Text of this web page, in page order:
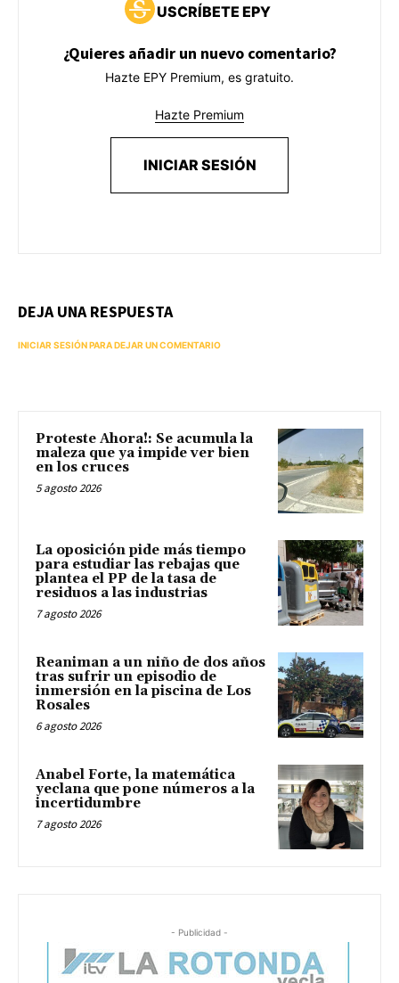
USCRÍBETE EPY
¿Quieres añadir un nuevo comentario?
Hazte EPY Premium, es gratuito.
Hazte Premium
INICIAR SESIÓN
DEJA UNA RESPUESTA
INICIAR SESIÓN PARA DEJAR UN COMENTARIO
Proteste Ahora!: Se acumula la
maleza que ya impide ver bien
en los cruces
5 agosto 2026
La oposición pide más tiempo
para estudiar las rebajas que
plantea el PP de la tasa de
residuos a las industrias
7 agosto 2026
Reaniman a un niño de dos años
tras sufrir un episodio de
inmersión en la piscina de Los
Rosales
6 agosto 2026
Anabel Forte, la matemática
yeclana que pone números a la
incertidumbre
7 agosto 2026
- Publicidad -